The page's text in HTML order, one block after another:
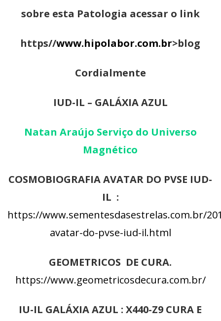
sobre esta Patologia acessar o link
https//www.hipolabor.com.br>blog
Cordialmente
IUD-IL – GALÁXIA AZUL
Natan Araújo Serviço do Universo
Magnético
COSMOBIOGRAFIA AVATAR DO PVSE IUD-
IL :
https://www.sementesdasestrelas.com.br/
avatar-do-pvse-iud-il.html
GEOMETRICOS DE CURA.
https://www.geometricosdecura.com.br/
IU-IL GALÁXIA AZUL : X440-Z9 CURA E